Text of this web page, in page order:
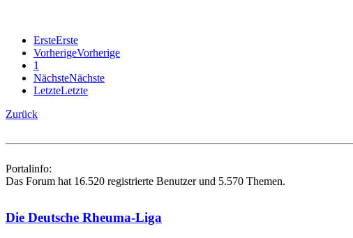
ErsteErste
VorherigeVorherige
1
NächsteNächste
LetzteLetzte
Zurück
Portalinfo:
Das Forum hat 16.520 registrierte Benutzer und 5.570 Themen.
Die Deutsche Rheuma-Liga